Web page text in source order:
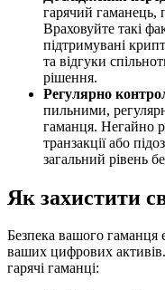
гарячий гаманець,
Враховуйте такі
підтримувані
та відгуки
рішення.
Регулярно
пильними,
гаманця. Негайно
транзакції або
загальний рівень
Як захистити
Безпека вашого
ваших цифрових
гарячі гаманці: